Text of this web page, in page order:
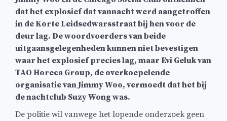
dat het explosief dat vannacht werd aangetroffen
in de Korte Leidsedwarsstraat bij hen voor de
deur lag. De woordvoerders van beide
uitgaansgelegenheden kunnen niet bevestigen
waar het explosief precies lag, maar Evi Geluk van
TAO Horeca Group, de overkoepelende
organisatie van Jimmy Woo, vermoedt dat het bij
de nachtclub Suzy Wong was.
De politie wil vanwege het lopende onderzoek geen